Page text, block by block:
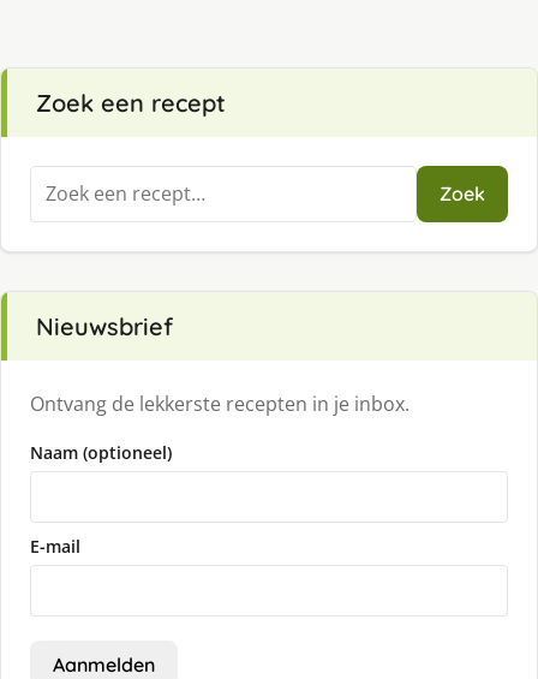
Zoek een recept
Zoeken
naar:
Zoek
Nieuwsbrief
Ontvang de lekkerste recepten in je inbox.
Naam (optioneel)
E-mail
Aanmelden